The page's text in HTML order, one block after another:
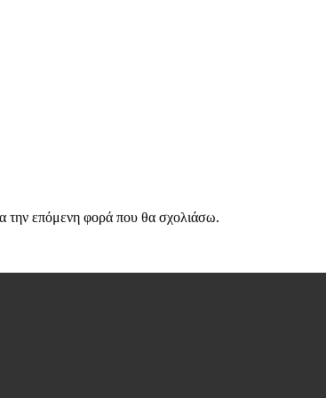
την επόμενη φορά που θα σχολιάσω.